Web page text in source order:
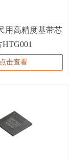
用高精度基带芯
HTG001
点击查看